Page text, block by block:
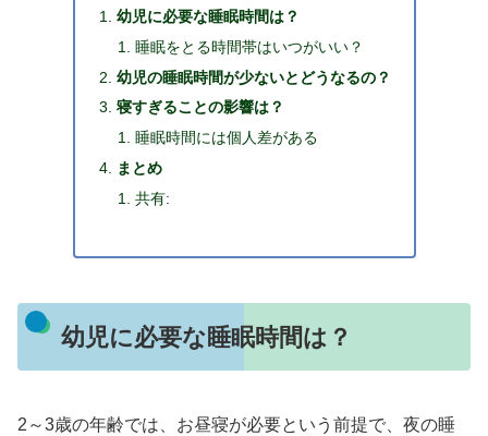
幼児に必要な睡眠時間は？
睡眠をとる時間帯はいつがいい？
幼児の睡眠時間が少ないとどうなるの？
寝すぎることの影響は？
睡眠時間には個人差がある
まとめ
共有:
幼児に必要な睡眠時間は？
2～3歳の年齢では、お昼寝が必要という前提で、夜の睡